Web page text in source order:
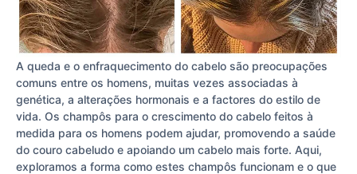
A queda e o enfraquecimento do cabelo são preocupações
comuns entre os homens, muitas vezes associadas à
genética, a alterações hormonais e a factores do estilo de
vida. Os champôs para o crescimento do cabelo feitos à
medida para os homens podem ajudar, promovendo a saúde
do couro cabeludo e apoiando um cabelo mais forte. Aqui,
exploramos a forma como estes champôs funcionam e o que